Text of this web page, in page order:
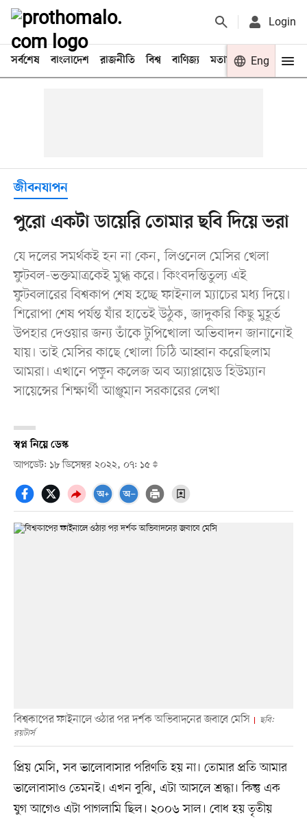
Login
সর্বশেষ বাংলাদেশ রাজনীতি বিশ্ব বাণিজ্য মতামত খেলা
Eng
জীবনযাপন
পুরো একটা ডায়েরি তোমার ছবি দিয়ে ভরা
যে দলের সমর্থকই হন না কেন, লিওনেল মেসির খেলা
ফুটবল-ভক্তমাত্রকেই মুগ্ধ করে। কিংবদন্তিতুল্য এই
ফুটবলারের বিশ্বকাপ শেষ হচ্ছে ফাইনাল ম্যাচের মধ্য দিয়ে।
শিরোপা শেষ পর্যন্ত যাঁর হাতেই উঠুক, জাদুকরি কিছু মুহূর্ত
উপহার দেওয়ার জন্য তাঁকে টুপিখোলা অভিবাদন জানানোই
যায়। তাই মেসির কাছে খোলা চিঠি আহ্বান করেছিলাম
আমরা। এখানে পড়ুন কলেজ অব অ্যাপ্লায়েড হিউম্যান
সায়েন্সের শিক্ষার্থী আঞ্জুমান সরকারের লেখা
স্বপ্ন নিয়ে ডেস্ক
আপডেট: ১৮ ডিসেম্বর ২০২২, ০৭: ১৫
বিশ্বকাপের ফাইনালে ওঠার পর দর্শক অভিবাদনের জবাবে মেসি
ছবি:
রয়টার্স
প্রিয় মেসি, সব ভালোবাসার পরিণতি হয় না। তোমার প্রতি আমার
ভালোবাসাও তেমনই। এখন বুঝি, এটা আসলে শ্রদ্ধা। কিন্তু এক
যুগ আগেও এটা পাগলামি ছিল। ২০০৬ সাল। বোধ হয় তৃতীয়